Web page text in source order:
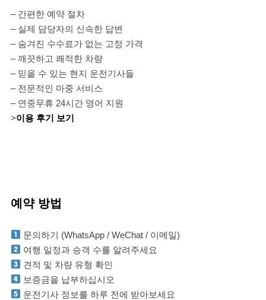
– 간편한 예약 절차
– 실제 담당자의 신속한 답변
– 숨겨진 수수료가 없는 고정 가격
– 깨끗하고 쾌적한 차량
– 믿을 수 있는 현지 운전기사들
– 전문적인 마중 서비스
– 연중무휴 24시간 영어 지원
>이용 후기 보기
예약 방법
문의하기 (WhatsApp / WeChat / 이메일)
여행 일정과 승객 수를 알려주세요
견적 및 차량 유형 확인
보증금을 납부하십시오
운전기사 정보를 하루 전에 받아보세요